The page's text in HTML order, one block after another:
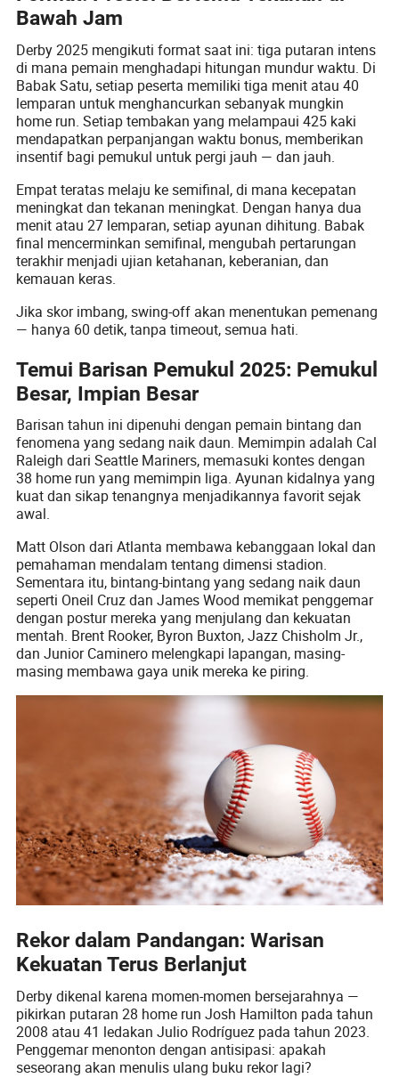
Bawah Jam
Derby 2025 mengikuti format saat ini: tiga putaran intens
di mana pemain menghadapi hitungan mundur waktu. Di
Babak Satu, setiap peserta memiliki tiga menit atau 40
lemparan untuk menghancurkan sebanyak mungkin
home run. Setiap tembakan yang melampaui 425 kaki
mendapatkan perpanjangan waktu bonus, memberikan
insentif bagi pemukul untuk pergi jauh — dan jauh.
Empat teratas melaju ke semifinal, di mana kecepatan
meningkat dan tekanan meningkat. Dengan hanya dua
menit atau 27 lemparan, setiap ayunan dihitung. Babak
final mencerminkan semifinal, mengubah pertarungan
terakhir menjadi ujian ketahanan, keberanian, dan
kemauan keras.
Jika skor imbang, swing-off akan menentukan pemenang
— hanya 60 detik, tanpa timeout, semua hati.
Temui Barisan Pemukul 2025: Pemukul
Besar, Impian Besar
Barisan tahun ini dipenuhi dengan pemain bintang dan
fenomena yang sedang naik daun. Memimpin adalah Cal
Raleigh dari Seattle Mariners, memasuki kontes dengan
38 home run yang memimpin liga. Ayunan kidalnya yang
kuat dan sikap tenangnya menjadikannya favorit sejak
awal.
Matt Olson dari Atlanta membawa kebanggaan lokal dan
pemahaman mendalam tentang dimensi stadion.
Sementara itu, bintang-bintang yang sedang naik daun
seperti Oneil Cruz dan James Wood memikat penggemar
dengan postur mereka yang menjulang dan kekuatan
mentah. Brent Rooker, Byron Buxton, Jazz Chisholm Jr.,
dan Junior Caminero melengkapi lapangan, masing-
masing membawa gaya unik mereka ke piring.
Rekor dalam Pandangan: Warisan
Kekuatan Terus Berlanjut
Derby dikenal karena momen-momen bersejarahnya —
pikirkan putaran 28 home run Josh Hamilton pada tahun
2008 atau 41 ledakan Julio Rodríguez pada tahun 2023.
Penggemar menonton dengan antisipasi: apakah
seseorang akan menulis ulang buku rekor lagi?